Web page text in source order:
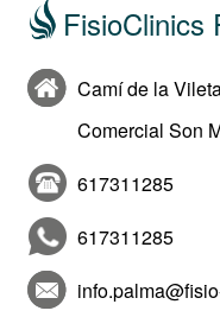
FisioClinics
Camí de la
Comercial Son
617311285
617311285